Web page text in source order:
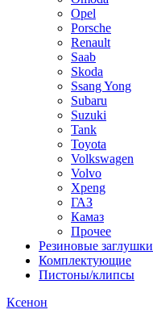
Opel
Porsche
Renault
Saab
Skoda
Ssang Yong
Subaru
Suzuki
Tank
Toyota
Volkswagen
Volvo
Xpeng
ГАЗ
Камаз
Прочее
Резиновые заглушки
Комплектующие
Пистоны/клипсы
Ксенон